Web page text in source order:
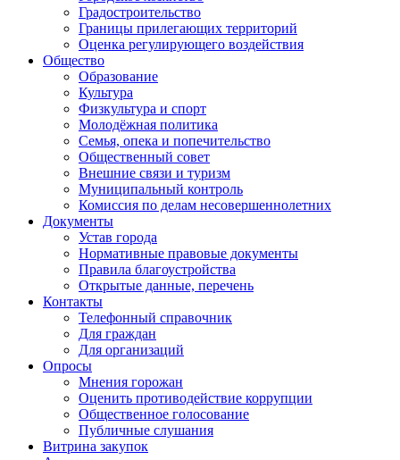
Градостроительство
Границы прилегающих территорий
Оценка регулирующего воздействия
Общество
Образование
Культура
Физкультура и спорт
Молодёжная политика
Семья, опека и попечительство
Общественный совет
Внешние связи и туризм
Муниципальный контроль
Комиссия по делам несовершеннолетних
Документы
Устав города
Нормативные правовые документы
Правила благоустройства
Открытые данные, перечень
Контакты
Телефонный справочник
Для граждан
Для организаций
Опросы
Мнения горожан
Оценить противодействие коррупции
Общественное голосование
Публичные слушания
Витрина закупок